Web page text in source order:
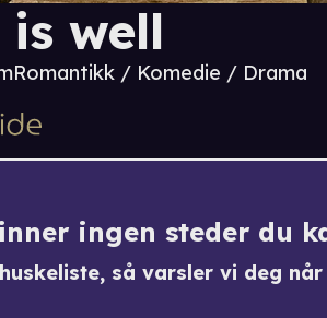
well
Romantikk / Komedie / Drama
ingen steder du
så varsler vi deg